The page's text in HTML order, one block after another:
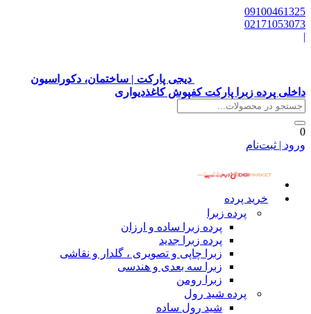
09100461325
02171053073
|
دیجی پارکت | ساختمان، دکوراسیون
داخلی پرده زبرا پارکت کفپوش کاغذدیواری
0
ورود | ثبت‌نام
خرید پرده
پرده زبرا
پرده زبرا ساده و ارزان
پرده زبرا جدید
زبرا چاپی و تصویری ، گلدار و نقاشی
زبرا سه بعدی و هندسی
زبرا رومن
پرده شید رول
شید رول ساده